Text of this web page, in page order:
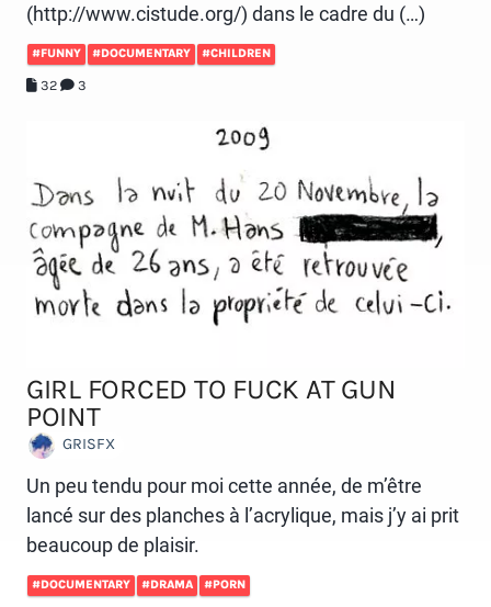
(http://www.cistude.org/) dans le cadre du (…)
#FUNNY #DOCUMENTARY #CHILDREN
32 3
GIRL FORCED TO FUCK AT GUN
POINT
GRISFX
Un peu tendu pour moi cette année, de m’être
lancé sur des planches à l’acrylique, mais j’y ai prit
beaucoup de plaisir.
#DOCUMENTARY #DRAMA #PORN